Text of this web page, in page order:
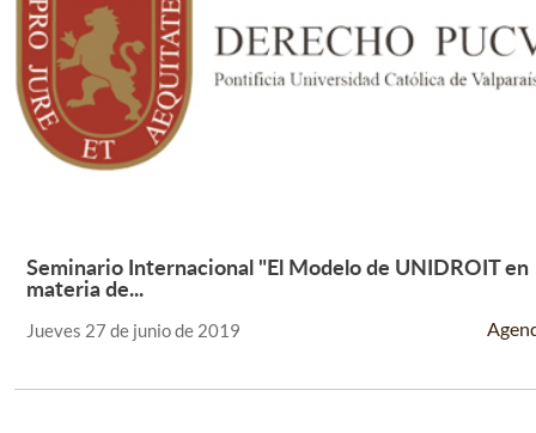
Leer Más +
Seminario Internacional "El Modelo de UNIDROIT en
materia de...
Jueves 27 de junio de 2019